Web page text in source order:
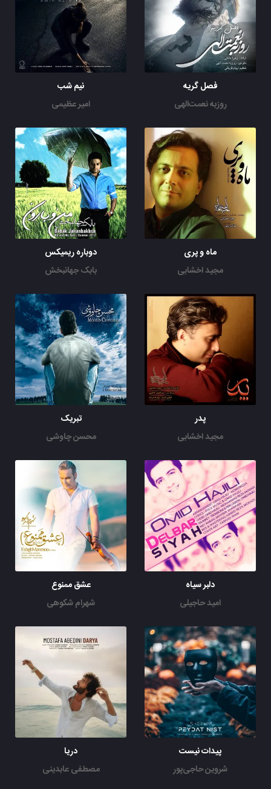
فصل گریه
روزبه نعمت‌الهی
نیم شب
امیر عظیمی
ماه و پری
مجید اخشابی
دوباره ریمیکس
بابک جهانبخش
پدر
مجید اخشابی
تبریک
محسن چاوشی
دلبر سیاه
امید حاجیلی
عشق ممنوع
شهرام شکوهی
پیدات نیست
شروین حاجی‌پور
دریا
مصطفی عابدینی